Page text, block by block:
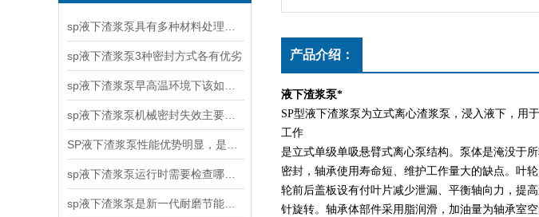
sp液下渣浆泵3种密封方式各有优劣 产品介绍：
液下渣浆泵*
SP型液下渣浆泵为立式离心渣浆泵，浸入液下，用
工作
是立式单级单吸悬臂式离心泵结构。泵体是淹没于
密封，轴承使用寿命短、维护工作量大的缺点。叶
轮前后盖板设有付叶片减少泄漏、平衡轴向力，提
针旋转。轴承体部件采用脂润滑，加油量为轴承室